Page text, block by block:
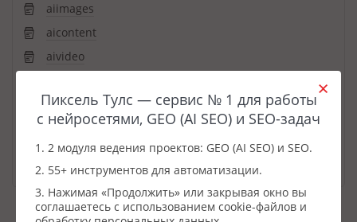
aiimages
aicontent
aivideo
textanalyser
iiotvety
serp-yandex-search-and-context
Пиксель Тулс — сервис № 1 для работы
с нейросетями, GEO (AI SEO) и SEO-задач
1. 2 модуля ведения проектов: GEO (AI SEO) и SEO.
2. 55+ инструментов для автоматизации.
3. Нажимая «Продолжить» или закрывая окно вы
соглашаетесь с использованием cookie-файлов и